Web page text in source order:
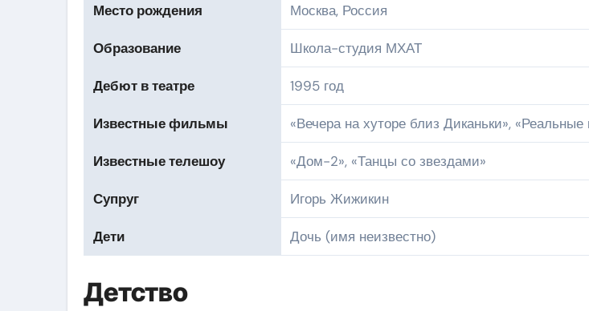
Место рождения Москва, Россия
Образование Школа-студия МХАТ
Дебют в театре 1995 год
Известные фильмы «Вечера на хуторе близ Диканьки», «Реальные
Известные телешоу «Дом-2», «Танцы со звездами»
Супруг Игорь Жижикин
Дети Дочь (имя неизвестно)
Детство